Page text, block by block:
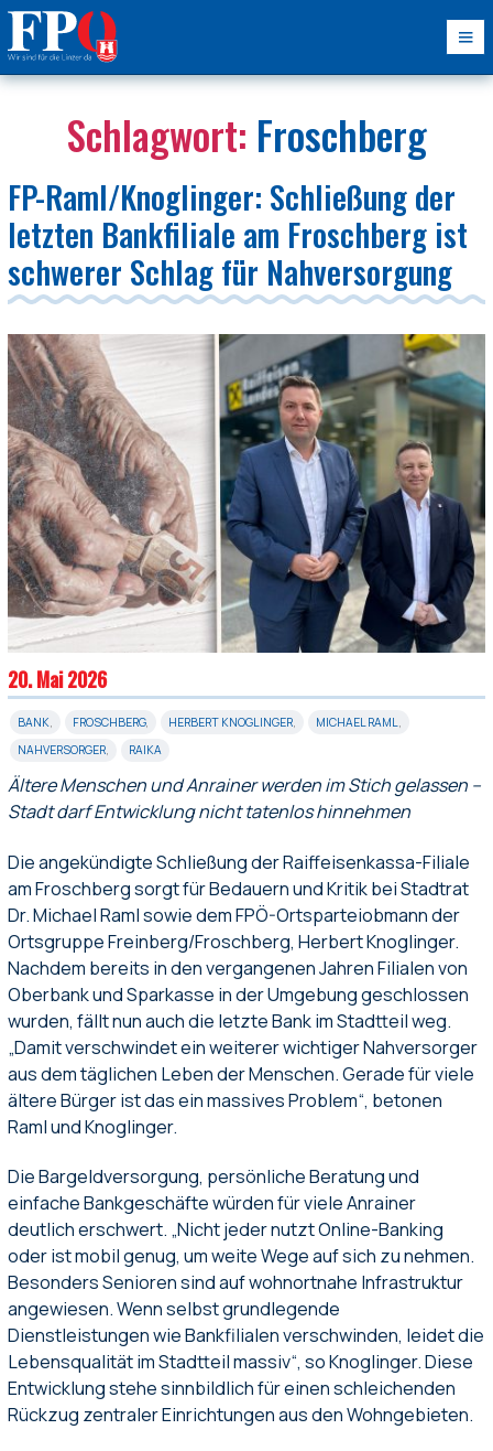
Schlagwort: Froschberg
FP-Raml/Knoglinger: Schließung der
letzten Bankfiliale am Froschberg ist
schwerer Schlag für Nahversorgung
20. Mai 2026
BANK, FROSCHBERG, HERBERT KNOGLINGER, MICHAEL RAML,
NAHVERSORGER, RAIKA
Ältere Menschen und Anrainer werden im Stich gelassen –
Stadt darf Entwicklung nicht tatenlos hinnehmen
Die angekündigte Schließung der Raiffeisenkassa-Filiale
am Froschberg sorgt für Bedauern und Kritik bei Stadtrat
Dr. Michael Raml sowie dem FPÖ-Ortsparteiobmann der
Ortsgruppe Freinberg/Froschberg, Herbert Knoglinger.
Nachdem bereits in den vergangenen Jahren Filialen von
Oberbank und Sparkasse in der Umgebung geschlossen
wurden, fällt nun auch die letzte Bank im Stadtteil weg.
„Damit verschwindet ein weiterer wichtiger Nahversorger
aus dem täglichen Leben der Menschen. Gerade für viele
ältere Bürger ist das ein massives Problem“, betonen
Raml und Knoglinger.
Die Bargeldversorgung, persönliche Beratung und
einfache Bankgeschäfte würden für viele Anrainer
deutlich erschwert. „Nicht jeder nutzt Online-Banking
oder ist mobil genug, um weite Wege auf sich zu nehmen.
Besonders Senioren sind auf wohnortnahe Infrastruktur
angewiesen. Wenn selbst grundlegende
Dienstleistungen wie Bankfilialen verschwinden, leidet die
Lebensqualität im Stadtteil massiv“, so Knoglinger. Diese
Entwicklung stehe sinnbildlich für einen schleichenden
Rückzug zentraler Einrichtungen aus den Wohngebieten.